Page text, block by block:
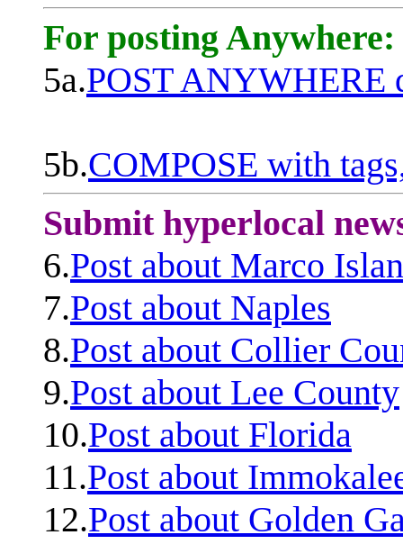
For posting Anywhere:
5a.POST ANYWHERE
5b.COMPOSE with
Submit hyperlocal
6.Post about Marco
7.Post about Naples
8.Post about Collier
9.Post about Lee County
10.Post about Florida
11.Post about
12.Post about Golden